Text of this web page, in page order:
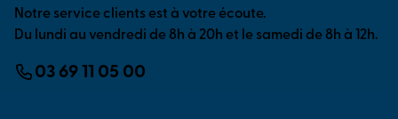
Notre service clients est à votre écoute.
Du lundi au vendredi de 8h à 20h et le samedi de 8h à 12h.
03 69 11 05 00